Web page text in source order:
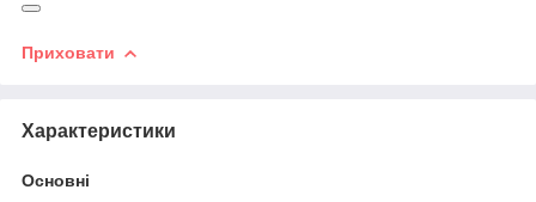
Приховати
Характеристики
Основні